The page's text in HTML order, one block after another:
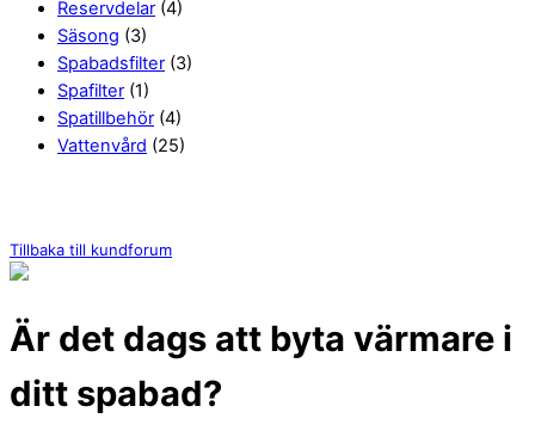
Reservdelar (4)
Säsong (3)
Spabadsfilter (3)
Spafilter (1)
Spatillbehör (4)
Vattenvård (25)
Tillbaka till kundforum
Är det dags att byta värmare i
ditt spabad?